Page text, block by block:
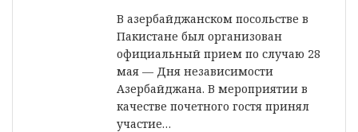
В азербайджанском посольстве в
Пакистане был организован
официальный прием по случаю 28
мая — Дня независимости
Азербайджана. В мероприятии в
качестве почетного гостя принял
участие…